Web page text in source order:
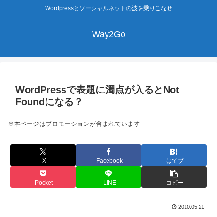
Wordpressとソーシャルネットの波を乗りこなせ
Way2Go
WordPressで表題に濁点が入るとNot
Foundになる？
※本ページはプロモーションが含まれています
X Facebook はてブ
Pocket LINE コピー
2010.05.21